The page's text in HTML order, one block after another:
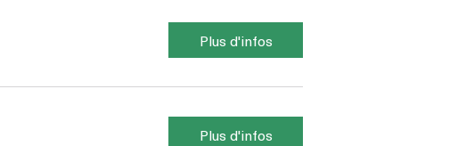
Plus d'infos
Plus d'infos